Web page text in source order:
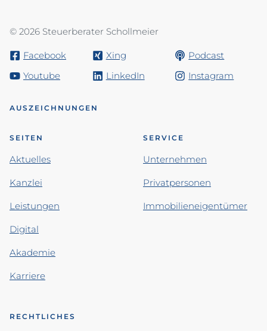
© 2026 Steuerberater Schollmeier
Facebook Xing
Podcast
Youtube
LinkedIn Instagram
AUSZEICHNUNGEN
SEITEN
Aktuelles
Kanzlei
Leistungen
Digital
Akademie
Karriere
SERVICE
Unternehmen
Privatpersonen
Immobilieneigentümer
RECHTLICHES